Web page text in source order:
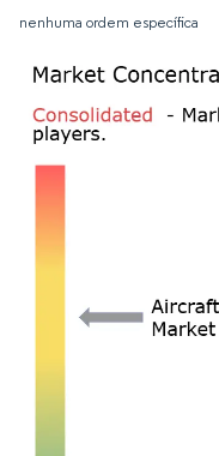
nenhuma ordem específica